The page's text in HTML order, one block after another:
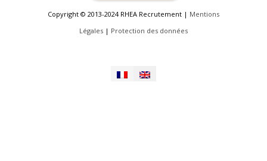
Copyright © 2013-2024 RHEA Recrutement | Mentions
Légales | Protection des données